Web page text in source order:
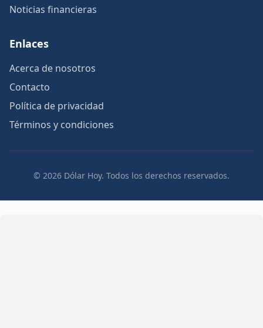
Noticias financieras
Enlaces
Acerca de nosotros
Contacto
Política de privacidad
Términos y condiciones
© 2026 Dólar Hoy. Todos los derechos reservados.